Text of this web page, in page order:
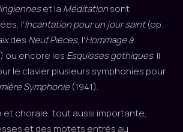
et la Méditationsont
l'Incantation pour un jour saint(op.
des Neuf Pièces, l'Hommage à
ou encore les Esquisses gothiques. Il
le clavier plusieurs symphonies pour
Symphonie(1941).
chorale, tout aussi importante,
et des motets entrés au